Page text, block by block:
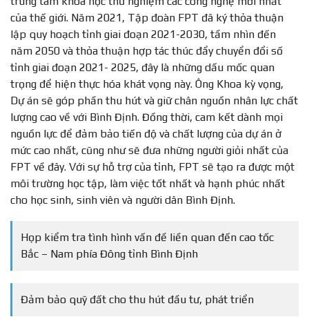
của thế giới. Năm 2021, Tập đoàn FPT đã ký thỏa thuận
lập quy hoạch tỉnh giai đoạn 2021-2030, tầm nhìn đến
năm 2050 và thỏa thuận hợp tác thúc đẩy chuyển đổi số
tỉnh giai đoạn 2021- 2025, đây là những dấu mốc quan
trọng để hiện thực hóa khát vọng này. Ông Khoa kỳ vọng,
Dự án sẽ góp phần thu hút và giữ chân nguồn nhân lực chất
lượng cao về với Bình Định. Đồng thời, cam kết dành mọi
nguồn lực để đảm bảo tiến độ và chất lượng của dự án ở
mức cao nhất, cũng như sẽ đưa những người giỏi nhất của
FPT về đây. Với sự hỗ trợ của tỉnh, FPT sẽ tạo ra được một
môi trường học tập, làm việc tốt nhất và hạnh phúc nhất
cho học sinh, sinh viên và người dân Bình Định.
Họp kiểm tra tình hình vấn đề liền quan đến cao tốc
Bắc – Nam phía Đông tỉnh Bình Định
Đảm bảo quỹ đất cho thu hút đầu tư, phát triển